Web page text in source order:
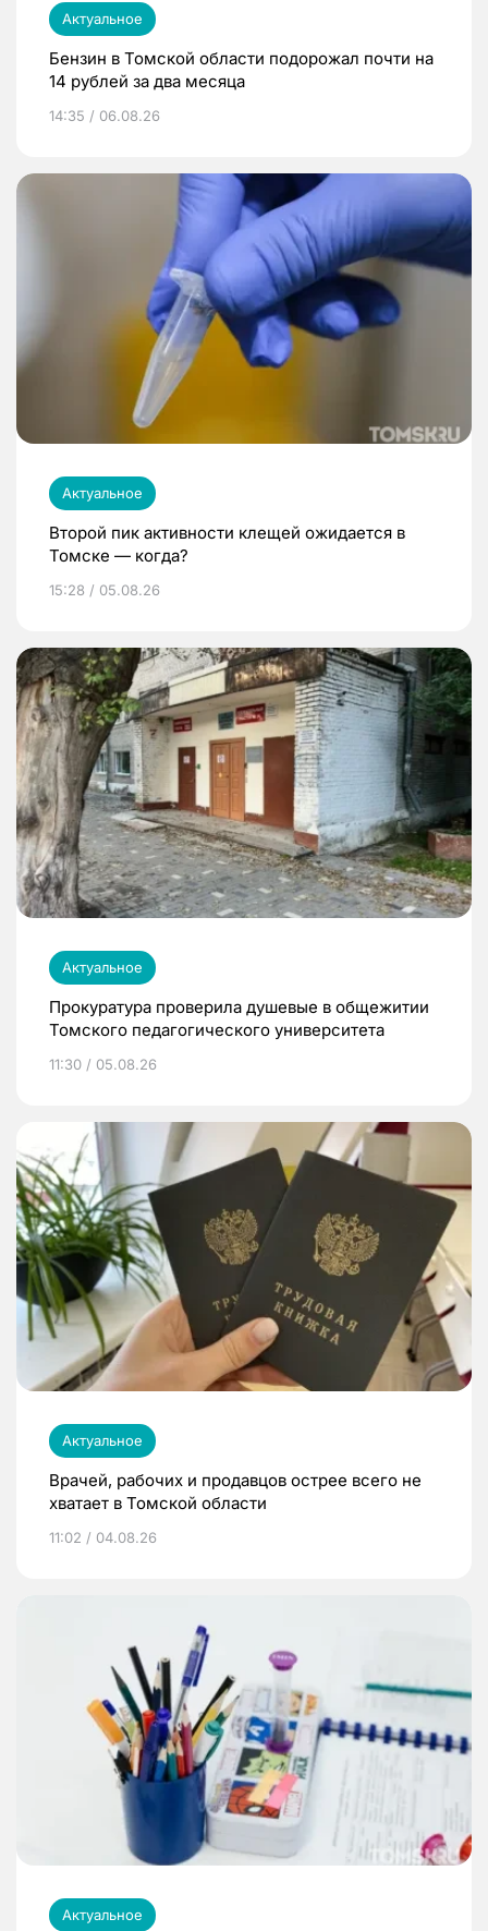
Актуальное
Бензин в Томской области подорожал почти на
14 рублей за два месяца
14:35 / 06.08.26
Актуальное
Второй пик активности клещей ожидается в
Томске — когда?
15:28 / 05.08.26
Актуальное
Прокуратура проверила душевые в общежитии
Томского педагогического университета
11:30 / 05.08.26
Актуальное
Врачей, рабочих и продавцов острее всего не
хватает в Томской области
11:02 / 04.08.26
Актуальное